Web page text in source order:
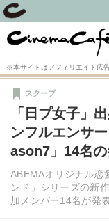
※本サイトはアフィリエイト広
「日プ女子」
ンフルエンサ
ason7」14名
ABEMAオリジナル恋
ンド」シリーズの新
加メンバー14名が発
スクープ